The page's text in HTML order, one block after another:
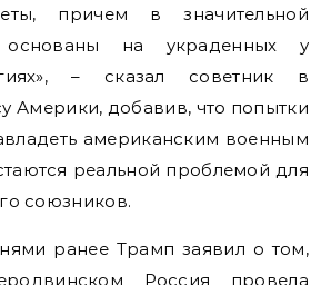
причем в значительной
на украденных у
– сказал советник в
Америки, добавив, что попытки
американским военным
реальной проблемой для
союзников.
ранее Трамп заявил о том,
Россия провела